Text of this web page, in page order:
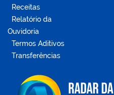
Receitas
Relatório da
Ouvidoria
Termos Aditivos
Transferências